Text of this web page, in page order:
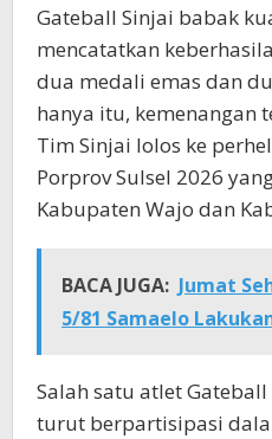
Gateball Sinjai babak
mencatatkan
dua medali emas dan
hanya itu, kemenangan
Tim Sinjai lolos ke
Porprov Sulsel 2026
Kabupaten Wajo dan
BACA JUGA: Jumat
5/81 Samaelo
Salah satu atlet
turut berpartisipasi